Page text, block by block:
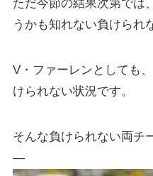
ただ今節の結果次第では
うかも知れない負けられ
V・ファーレンとしても
けられない状況です。
そんな負けられない両チ
―